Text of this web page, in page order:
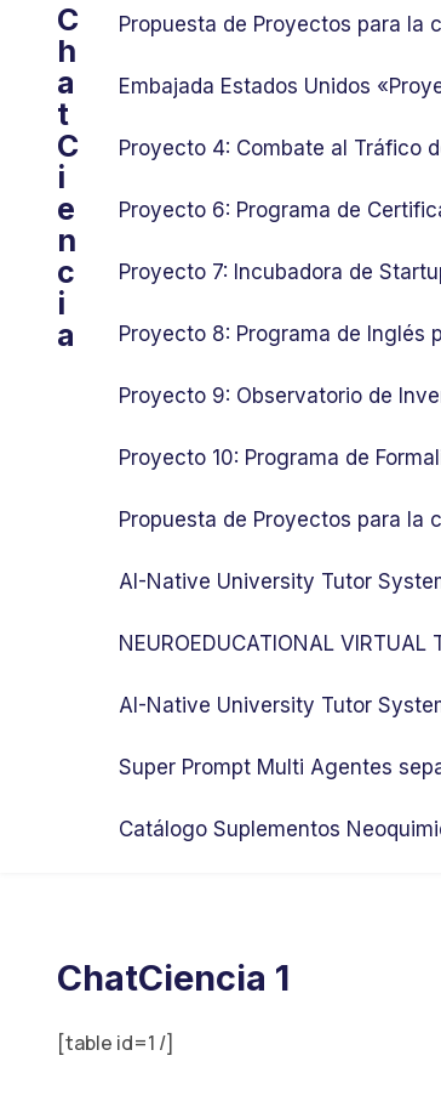
C
h
a
t
C
i
e
n
c
i
a
Propuesta de Proyectos para la
Embajada Estados Unidos
Proyecto 4: Combate al Tráfico
Proyecto 6: Programa de
Proyecto 7: Incubadora de
Proyecto 8: Programa de Inglés
Proyecto 9: Observatorio de
Proyecto 10: Programa de
Propuesta de Proyectos para la
AI-Native University Tutor
NEUROEDUCATIONAL
AI-Native University Tutor
Super Prompt Multi Agentes
Catálogo Suplementos
ChatCiencia 1
[table id=1 /]